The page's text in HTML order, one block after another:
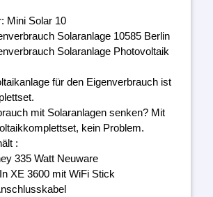
Mini Solar 10
Solaranlage 10585 Berlin
Solaranlage Photovoltaik
für den Eigenverbrauch ist
mit Solaranlagen senken? Mit
kein Problem.
:
335 Watt Neuware
XE 3600 mit WiFi Stick